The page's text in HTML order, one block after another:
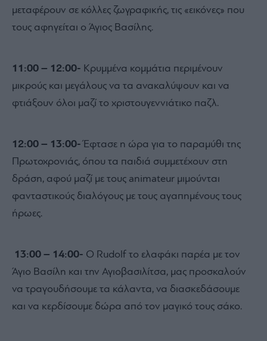
µεταφέρουν σε κόλλες ζωγραφικής, τις «εικόνες» που
τους αφηγείται ο Άγιος Βασίλης.
11:00 – 12:00- Κρυµµένα κοµµάτια περιµένουν
µικρούς και µεγάλους να τα ανακαλύψουν και να
φτιάξουν όλοι µαζί το χριστουγεννιάτικο παζλ.
12:00 – 13:00-Έφτασε η ώρα για το παραµύθι της
Πρωτοχρονιάς, όπου τα παιδιά συµµετέχουν στη
δράση, αφού µαζί µε τους animateur µιµούνται
φανταστικούς διαλόγους µε τους αγαπηµένους τους
ήρωες.
13:00 – 14:00- Ο Rudolf το ελαφάκι παρέα µε τον
Άγιο Βασίλη και την Αγιοβασιλίτσα, μας προσκαλούν
να τραγουδήσουμε τα κάλαντα, να διασκεδάσουμε
και να κερδίσουμε δώρα από τον µαγικό τους σάκο.